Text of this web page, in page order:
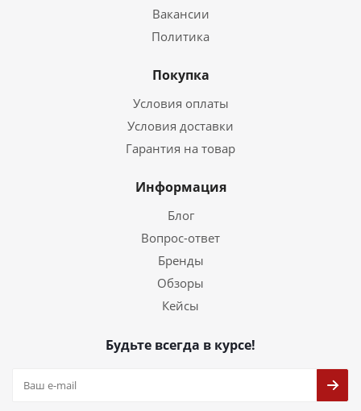
Вакансии
Политика
Покупка
Условия оплаты
Условия доставки
Гарантия на товар
Информация
Блог
Вопрос-ответ
Бренды
Обзоры
Кейсы
Будьте всегда в курсе!